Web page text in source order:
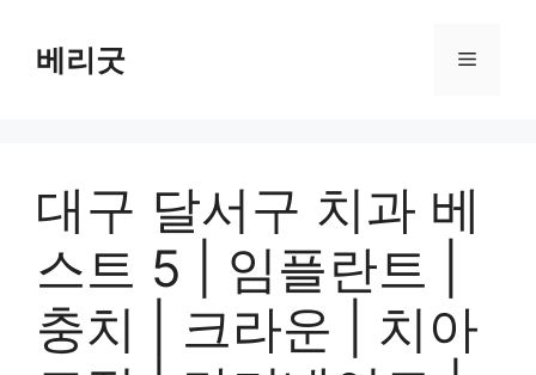
베리굿 메
대구 달서구 치과 베
스트 5 | 임플란트 |
충치 | 크라운 | 치아